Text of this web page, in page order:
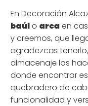
En Decoración
baúlo arca en
y creemos, que
agradezcas
almacenaje los
donde encontrar
quebradero de
funcionalidad y